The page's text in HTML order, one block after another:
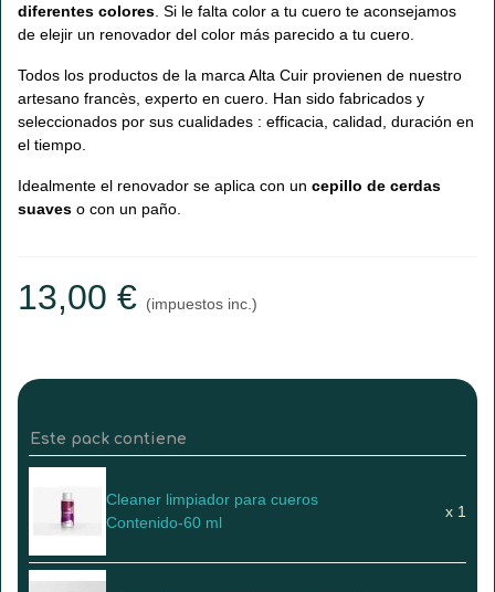
(2 reseñas)
diferentes colores . Si le falta color a tu cuero te aconsejamos
de elejir un renovador del color más parecido a tu cuero.
Todos los productos de la marca Alta Cuir provienen de nuestro
artesano francès, experto en cuero. Han sido fabricados y
seleccionados por sus cualidades : efficacia, calidad, duración en
el tiempo.
Idealmente el renovador se aplica con un cepillo de cerdas
suaves o con un paño.
13,00 € (impuestos inc.)
Este pack contiene
Cleaner limpiador para cueros
Contenido-60 ml
x 1